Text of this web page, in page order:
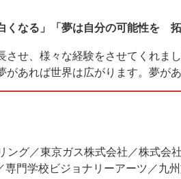
くなる」「夢は自分の可能性を 拓
せ、様々な経験をさせてくれ
あれば世界は広がります。夢が
グ／東京ガス株式会社／株式
門学校ビジョナリーアーツ／九